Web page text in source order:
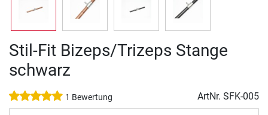
Stil-Fit Bizeps/Trizeps Stange
schwarz
1 Bewertung ArtNr. SFK-005